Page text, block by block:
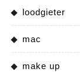
loodgieter
mac
make up